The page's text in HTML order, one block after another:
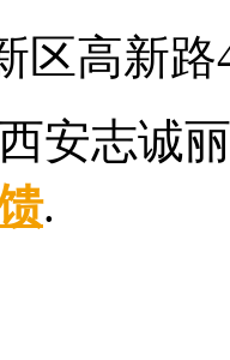
区高新路
安志诚
.